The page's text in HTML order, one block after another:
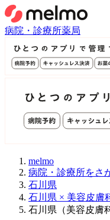
病院・診療所薬局
melmo
病院・診療所をさ
石川県
石川県 × 美容皮膚
石川県（美容皮膚